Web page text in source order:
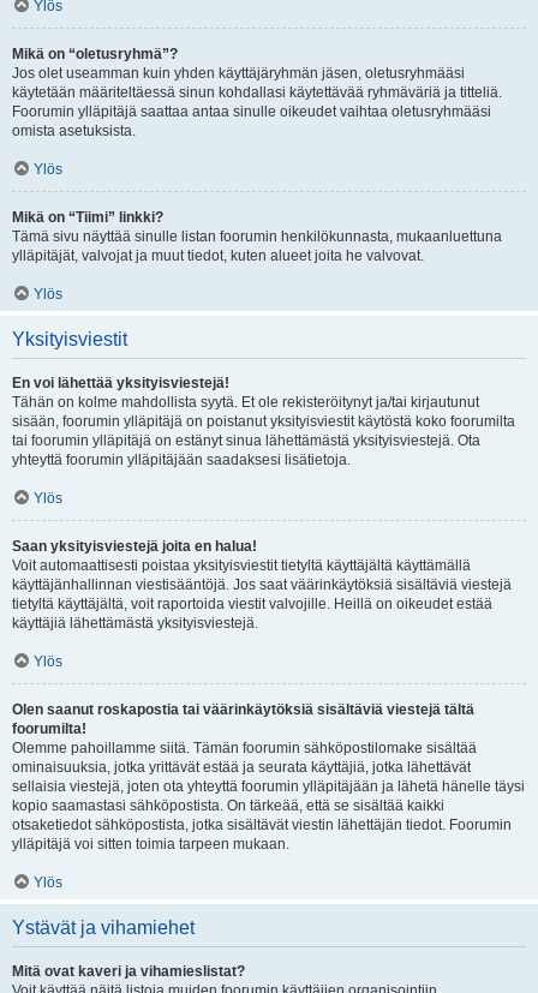
Ylös
Mikä on “oletusryhmä”?
Jos olet useamman kuin yhden käyttäjäryhmän jäsen, oletusryhmääsi
käytetään määriteltäessä sinun kohdallasi käytettävää ryhmäväriä ja titteliä.
Foorumin ylläpitäjä saattaa antaa sinulle oikeudet vaihtaa oletusryhmääsi
omista asetuksista.
Ylös
Mikä on “Tiimi” linkki?
Tämä sivu näyttää sinulle listan foorumin henkilökunnasta, mukaanluettuna
ylläpitäjät, valvojat ja muut tiedot, kuten alueet joita he valvovat.
Ylös
Yksityisviestit
En voi lähettää yksityisviestejä!
Tähän on kolme mahdollista syytä. Et ole rekisteröitynyt ja/tai kirjautunut
sisään, foorumin ylläpitäjä on poistanut yksityisviestit käytöstä koko foorumilta
tai foorumin ylläpitäjä on estänyt sinua lähettämästä yksityisviestejä. Ota
yhteyttä foorumin ylläpitäjään saadaksesi lisätietoja.
Ylös
Saan yksityisviestejä joita en halua!
Voit automaattisesti poistaa yksityisviestit tietyltä käyttäjältä käyttämällä
käyttäjänhallinnan viestisääntöjä. Jos saat väärinkäytöksiä sisältäviä viestejä
tietyltä käyttäjältä, voit raportoida viestit valvojille. Heillä on oikeudet estää
käyttäjiä lähettämästä yksityisviestejä.
Ylös
Olen saanut roskapostia tai väärinkäytöksiä sisältäviä viestejä tältä
foorumilta!
Olemme pahoillamme siitä. Tämän foorumin sähköpostilomake sisältää
ominaisuuksia, jotka yrittävät estää ja seurata käyttäjiä, jotka lähettävät
sellaisia viestejä, joten ota yhteyttä foorumin ylläpitäjään ja lähetä hänelle täysi
kopio saamastasi sähköpostista. On tärkeää, että se sisältää kaikki
otsaketiedot sähköpostista, jotka sisältävät viestin lähettäjän tiedot. Foorumin
ylläpitäjä voi sitten toimia tarpeen mukaan.
Ylös
Ystävät ja vihamiehet
Mitä ovat kaveri ja vihamieslistat?